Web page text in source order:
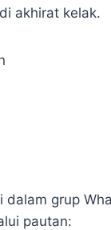
akhirat kelak.
dalam grup
pautan: